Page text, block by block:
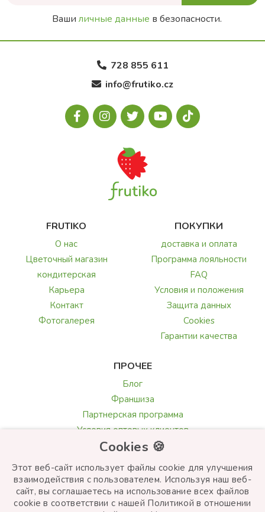
Ваши личные данные в безопасности.
728 855 611
info@frutiko.cz
FRUTIKO
О нас
Цветочный магазин
кондитерская
Карьера
Контакт
Фотогалерея
ПОКУПКИ
доставка и оплата
Программа лояльности
FAQ
Условия и положения
Защита данных
Cookies
Гарантии качества
ПРОЧЕЕ
Блог
Франшиза
Партнерская программа
Условия оптовых клиентов
Галерея и обзоры
Выбор цветов
Cookies 🍪
Этот веб-сайт использует файлы cookie для улучшения
взаимодействия с пользователем. Используя наш веб-
сайт, вы соглашаетесь на использование всех файлов
cookie в соответствии с нашей Политикой в ​​отношении